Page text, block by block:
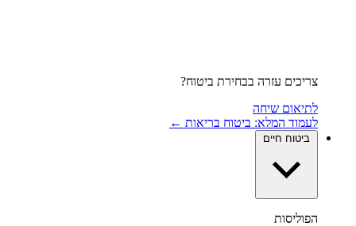
צריכים עזרה בבחירת ביטוח?
לתיאום שיחה
לעמוד המלא: ביטוח בריאות ←
ביטוח חיים
הפוליסות